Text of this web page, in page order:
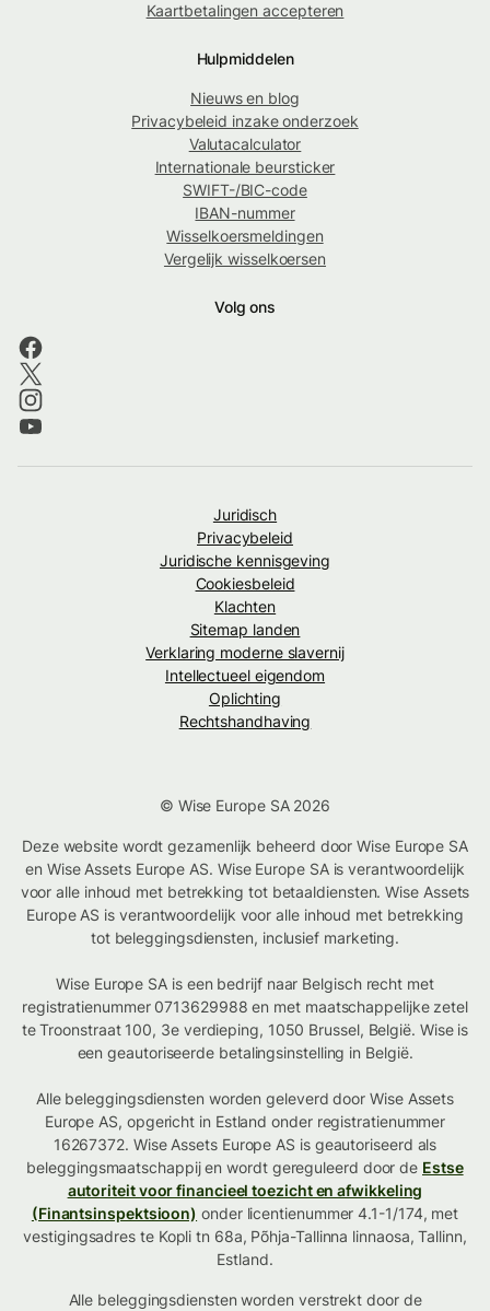
Kaartbetalingen accepteren
Hulpmiddelen
Nieuws en blog
Privacybeleid inzake onderzoek
Valutacalculator
Internationale beursticker
SWIFT-/BIC-code
IBAN-nummer
Wisselkoersmeldingen
Vergelijk wisselkoersen
Volg ons
Juridisch
Privacybeleid
Juridische kennisgeving
Cookiesbeleid
Klachten
Sitemap landen
Verklaring moderne slavernij
Intellectueel eigendom
Oplichting
Rechtshandhaving
© Wise Europe SA 2026
Deze website wordt gezamenlijk beheerd door Wise Europe SA
en Wise Assets Europe AS. Wise Europe SA is verantwoordelijk
voor alle inhoud met betrekking tot betaaldiensten. Wise Assets
Europe AS is verantwoordelijk voor alle inhoud met betrekking
tot beleggingsdiensten, inclusief marketing.
Wise Europe SA is een bedrijf naar Belgisch recht met
registratienummer 0713629988 en met maatschappelijke zetel
te Troonstraat 100, 3e verdieping, 1050 Brussel, België. Wise is
een geautoriseerde betalingsinstelling in België.
Alle beleggingsdiensten worden geleverd door Wise Assets
Europe AS, opgericht in Estland onder registratienummer
16267372. Wise Assets Europe AS is geautoriseerd als
beleggingsmaatschappij en wordt gereguleerd door de Estse
autoriteit voor financieel toezicht en afwikkeling
(Finantsinspektsioon) onder licentienummer 4.1-1/174, met
vestigingsadres te Kopli tn 68a, Põhja-Tallinna linnaosa, Tallinn,
Estland.
Alle beleggingsdiensten worden verstrekt door de